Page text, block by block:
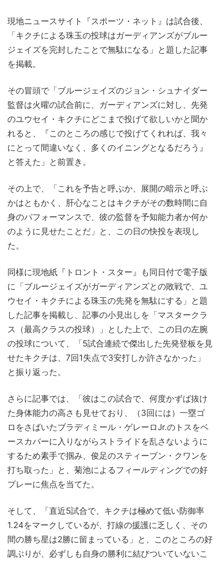
現地ニュースサイト『スポーツ・ネット』は試合後、
「キクチによる珠玉の投球はガーディアンズがブルー
ジェイズを完封したことで無駄になる」と題した記事
を掲載。
その冒頭で「ブルージェイズのジョン・シュナイダー
監督は火曜の試合前に、ガーディアンズに対し、先発
のユウセイ・キクチにどこまで投げて欲しいかと聞か
れると、『このところの感じで投げてくれれば、我々
にとって間違いなく、多くのイニングとなるだろう』
と答えた」と前置き。
その上で、「これを予告と呼ぶか、展開の暗示と呼ぶ
かはともかく、肝心なことはキクチがその数時間に自
身のパフォーマンスで、彼の監督を予知能力者か何か
のように見せたことだ」と、この日の快投を表現し
た。
同様に現地紙『トロント・スター』も同日付で電子版
に「ブルージェイズがガーディアンズとの敗戦で、ユ
ウセイ・キクチによる珠玉の先発を無駄にする」と題
した記事を掲載し、記事の小見出しを「マスタークラ
ス（最高クラスの投球）」とした上で、この日の左腕
の投球について、「5試合連続で傑出した先発登板を見
せたキクチは、7回1失点で3安打しか許さなかった」
と振り返った。
さらに記事では、「彼はこの試合で、何度かずば抜け
た身体能力の高さも見せており、（3回には）一塁ゴ
ロをさばいたブラディミール・ゲレーロJr.のトスをベ
ースカバーに入りながらストライドを乱さないように
するため素手で掴み、俊足のスティーブン・クワンを
打ち取った」と、菊池によるフィールディングでの好
プレーに焦点を当てた。
そして、「直近5試合で、キクチは極めて低い防御率
1.24をマークしているが、打線の援護に乏しく、その
間の勝ち星は2勝に留まっている」と、このところの好
調ぶりが、必ずしも自身の勝利に結びついていないこ